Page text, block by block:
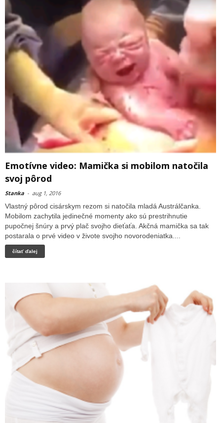
Emotívne video: Mamička si mobilom natočila
svoj pôrod
Stanka - aug 1, 2016
Vlastný pôrod cisárskym rezom si natočila mladá Austrálčanka.
Mobilom zachytila jedinečné momenty ako sú prestrihnutie
pupočnej šnúry a prvý plač svojho dieťaťa. Akčná mamička sa tak
postarala o prvé video v živote svojho novorodeniatka....
čítať ďalej